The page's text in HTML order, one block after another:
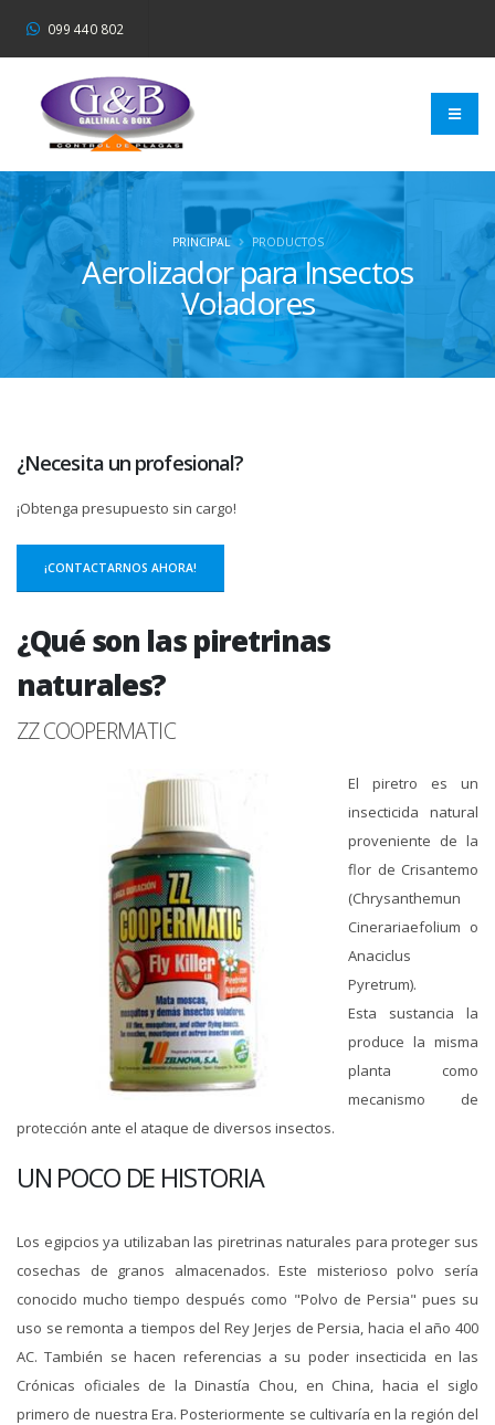
099 440 802
Aerolizador para Insectos
Voladores
PRINCIPAL PRODUCTOS
¿Necesita un profesional?
¡Obtenga presupuesto sin cargo!
¡CONTACTARNOS AHORA!
¿Qué son las piretrinas
naturales?
ZZ COOPERMATIC
El piretro es un
insecticida natural
proveniente de la
flor de Crisantemo
(Chrysanthemun
Cinerariaefolium o
Anaciclus
Pyretrum).
Esta sustancia la
produce la misma
planta como
mecanismo de
protección ante el ataque de diversos insectos.
UN POCO DE HISTORIA
Los egipcios ya utilizaban las piretrinas naturales para proteger sus
cosechas de granos almacenados. Este misterioso polvo sería
conocido mucho tiempo después como "Polvo de Persia" pues su
uso se remonta a tiempos del Rey Jerjes de Persia, hacia el año 400
AC. También se hacen referencias a su poder insecticida en las
Crónicas oficiales de la Dinastía Chou, en China, hacia el siglo
primero de nuestra Era. Posteriormente se cultivaría en la región del